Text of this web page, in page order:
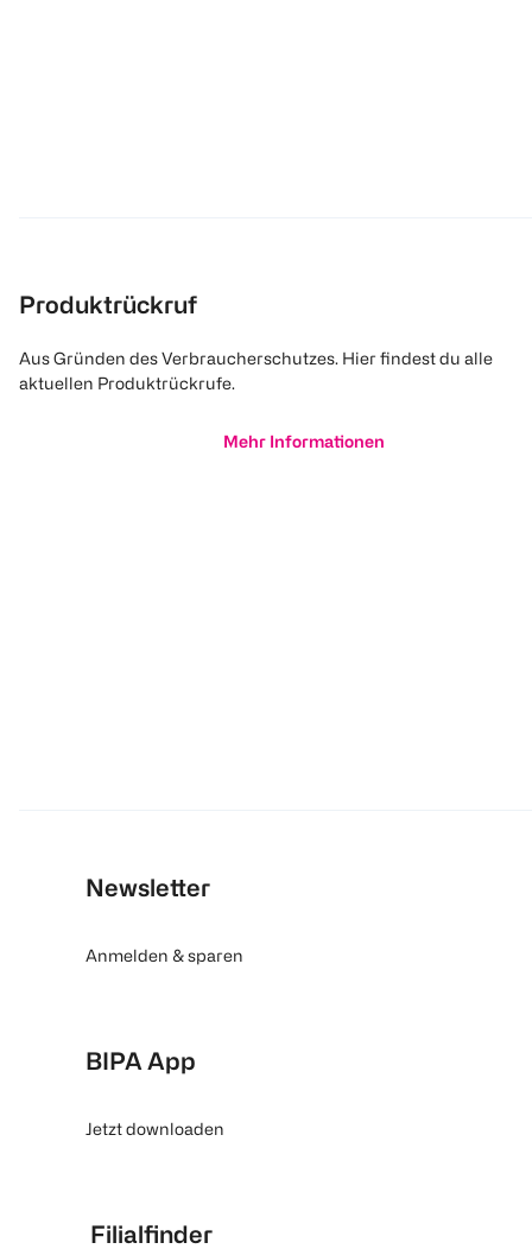
Produktrückruf
Aus Gründen des Verbraucherschutzes. Hier findest du alle
aktuellen Produktrückrufe.
Mehr Informationen
Newsletter
Anmelden & sparen
BIPA App
Jetzt downloaden
Filialfinder